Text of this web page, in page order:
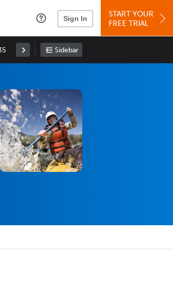
Sign In
START YOUR
FREE TRIAL
Sidebar